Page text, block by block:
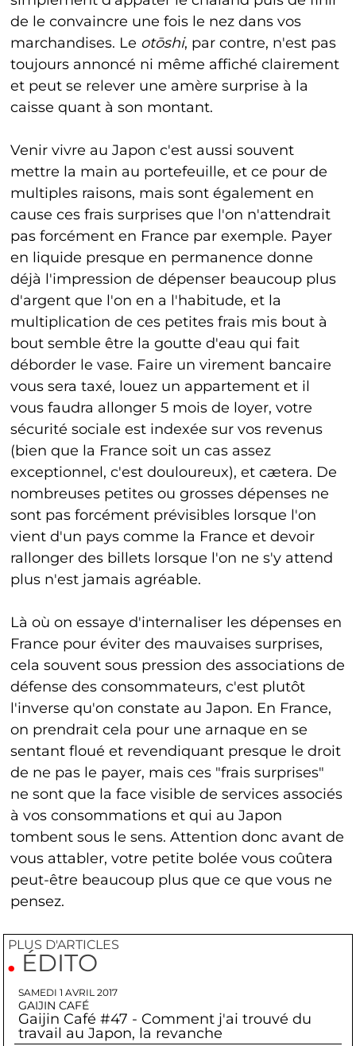
de le convaincre une fois le nez dans vos
marchandises. Le otōshi, par contre, n'est pas
toujours annoncé ni même affiché clairement
et peut se relever une amère surprise à la
caisse quant à son montant.
Venir vivre au Japon c'est aussi souvent
mettre la main au portefeuille, et ce pour de
multiples raisons, mais sont également en
cause ces frais surprises que l'on n'attendrait
pas forcément en France par exemple. Payer
en liquide presque en permanence donne
déjà l'impression de dépenser beaucoup plus
d'argent que l'on en a l'habitude, et la
multiplication de ces petites frais mis bout à
bout semble être la goutte d'eau qui fait
déborder le vase. Faire un virement bancaire
vous sera taxé, louez un appartement et il
vous faudra allonger 5 mois de loyer, votre
sécurité sociale est indexée sur vos revenus
(bien que la France soit un cas assez
exceptionnel, c'est douloureux), et cætera. De
nombreuses petites ou grosses dépenses ne
sont pas forcément prévisibles lorsque l'on
vient d'un pays comme la France et devoir
rallonger des billets lorsque l'on ne s'y attend
plus n'est jamais agréable.
Là où on essaye d'internaliser les dépenses en
France pour éviter des mauvaises surprises,
cela souvent sous pression des associations de
défense des consommateurs, c'est plutôt
l'inverse qu'on constate au Japon. En France,
on prendrait cela pour une arnaque en se
sentant floué et revendiquant presque le droit
de ne pas le payer, mais ces "frais surprises"
ne sont que la face visible de services associés
à vos consommations et qui au Japon
tombent sous le sens. Attention donc avant de
vous attabler, votre petite bolée vous coûtera
peut-être beaucoup plus que ce que vous ne
pensez.
PLUS D'ARTICLES
ÉDITO
SAMEDI 1 AVRIL 2017
GAIJIN CAFÉ
Gaijin Café #47 - Comment j'ai trouvé du
travail au Japon, la revanche